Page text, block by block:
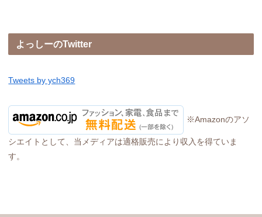
よっしーのTwitter
Tweets by ych369
※Amazonのアソ
シエイトとして、当メディアは適格販売により収入を得ていま
す。